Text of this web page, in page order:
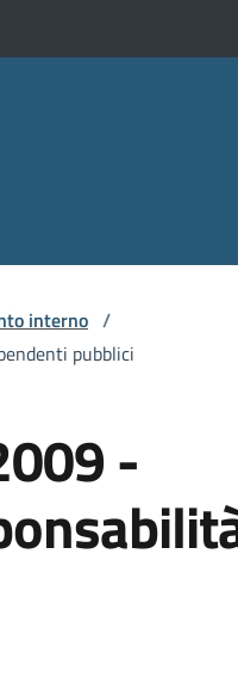
interno /
pubblici
-